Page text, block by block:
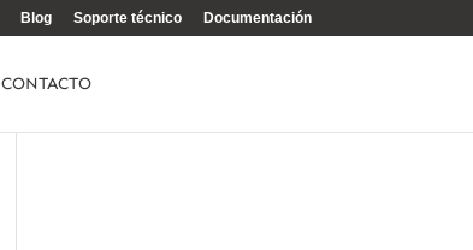
Blog Soporte técnico Documentación
CONTACTO